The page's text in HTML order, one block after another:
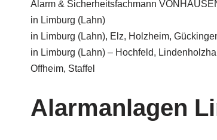
Alarm & Sicherheitsfachmann
in Limburg (Lahn)
in Limburg (Lahn), Elz, Holzheim,
in Limburg (Lahn) – Hochfeld,
Offheim, Staffel
Alarmanlagen